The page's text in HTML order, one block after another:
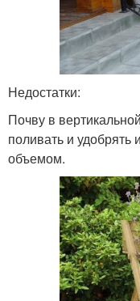
Недостатки:
Почву в
поливать и удобрять
объемом.